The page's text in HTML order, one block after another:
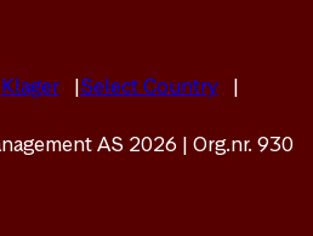
Klager
Select Country
AS 2026 | Org.nr. 930